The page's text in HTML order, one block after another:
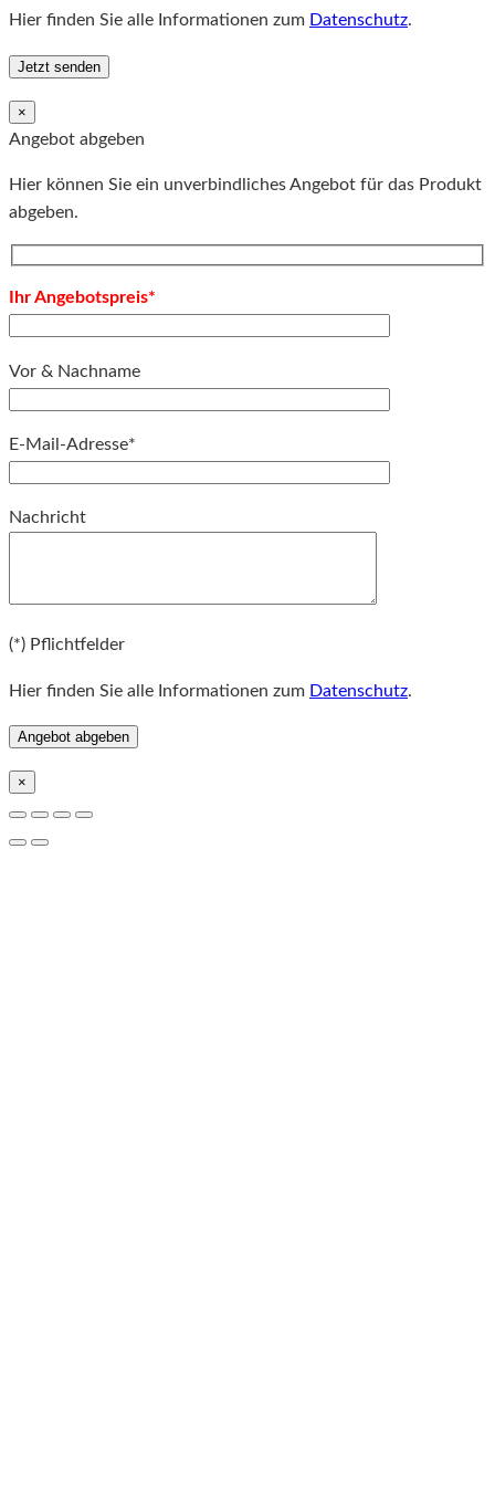
Hier finden Sie alle Informationen zum Datenschutz.
×
Angebot abgeben
Hier können Sie ein unverbindliches Angebot für das Produkt
abgeben.
Ihr Angebotspreis*
Vor & Nachname
E-Mail-Adresse*
Nachricht
(*) Pflichtfelder
Hier finden Sie alle Informationen zum Datenschutz.
×